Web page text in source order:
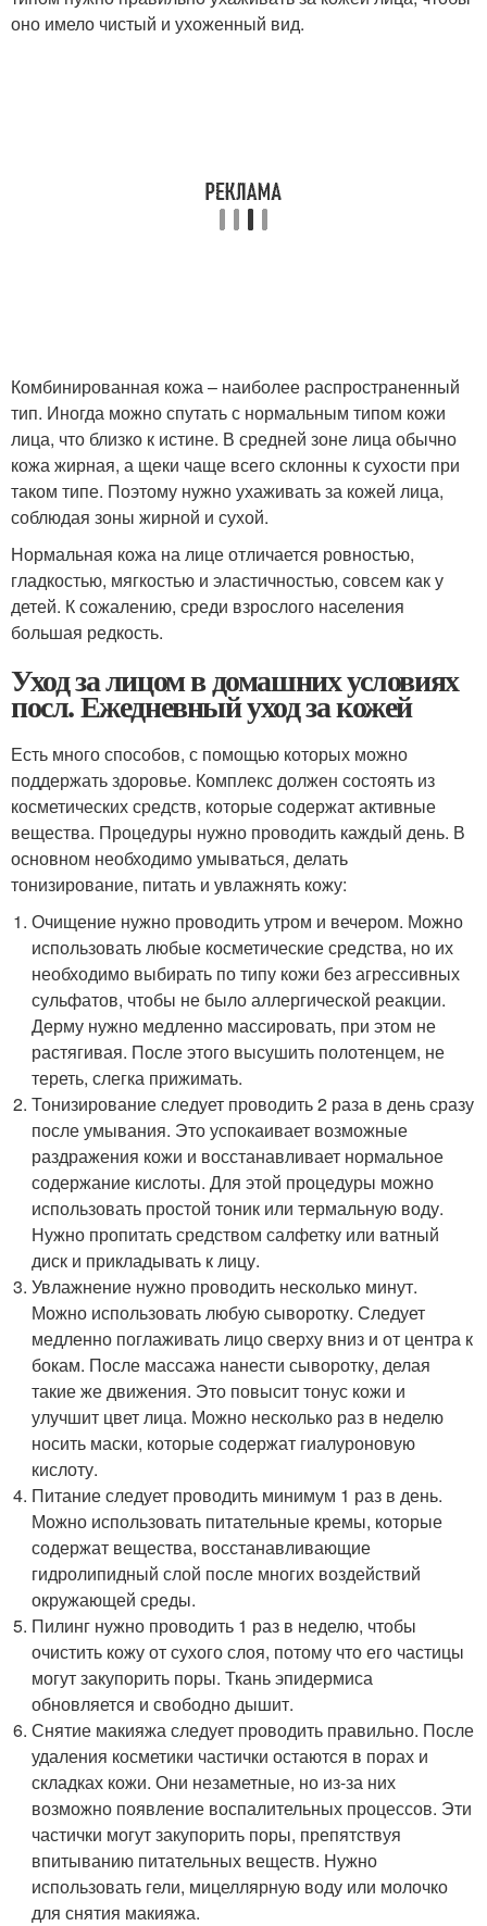
оно имело чистый и ухоженный вид.
Комбинированная кожа – наиболее распространенный
тип. Иногда можно спутать с нормальным типом кожи
лица, что близко к истине. В средней зоне лица обычно
кожа жирная, а щеки чаще всего склонны к сухости при
таком типе. Поэтому нужно ухаживать за кожей лица,
соблюдая зоны жирной и сухой.
Нормальная кожа на лице отличается ровностью,
гладкостью, мягкостью и эластичностью, совсем как у
детей. К сожалению, среди взрослого населения
большая редкость.
Уход за лицом в домашних условиях
посл. Ежедневный уход за кожей
Есть много способов, с помощью которых можно
поддержать здоровье. Комплекс должен состоять из
косметических средств, которые содержат активные
вещества. Процедуры нужно проводить каждый день. В
основном необходимо умываться, делать
тонизирование, питать и увлажнять кожу:
Очищение нужно проводить утром и вечером. Можно
использовать любые косметические средства, но их
необходимо выбирать по типу кожи без агрессивных
сульфатов, чтобы не было аллергической реакции.
Дерму нужно медленно массировать, при этом не
растягивая. После этого высушить полотенцем, не
тереть, слегка прижимать.
Тонизирование следует проводить 2 раза в день сразу
после умывания. Это успокаивает возможные
раздражения кожи и восстанавливает нормальное
содержание кислоты. Для этой процедуры можно
использовать простой тоник или термальную воду.
Нужно пропитать средством салфетку или ватный
диск и прикладывать к лицу.
Увлажнение нужно проводить несколько минут.
Можно использовать любую сыворотку. Следует
медленно поглаживать лицо сверху вниз и от центра к
бокам. После массажа нанести сыворотку, делая
такие же движения. Это повысит тонус кожи и
улучшит цвет лица. Можно несколько раз в неделю
носить маски, которые содержат гиалуроновую
кислоту.
Питание следует проводить минимум 1 раз в день.
Можно использовать питательные кремы, которые
содержат вещества, восстанавливающие
гидролипидный слой после многих воздействий
окружающей среды.
Пилинг нужно проводить 1 раз в неделю, чтобы
очистить кожу от сухого слоя, потому что его частицы
могут закупорить поры. Ткань эпидермиса
обновляется и свободно дышит.
Снятие макияжа следует проводить правильно. После
удаления косметики частички остаются в порах и
складках кожи. Они незаметные, но из-за них
возможно появление воспалительных процессов. Эти
частички могут закупорить поры, препятствуя
впитыванию питательных веществ. Нужно
использовать гели, мицеллярную воду или молочко
для снятия макияжа.